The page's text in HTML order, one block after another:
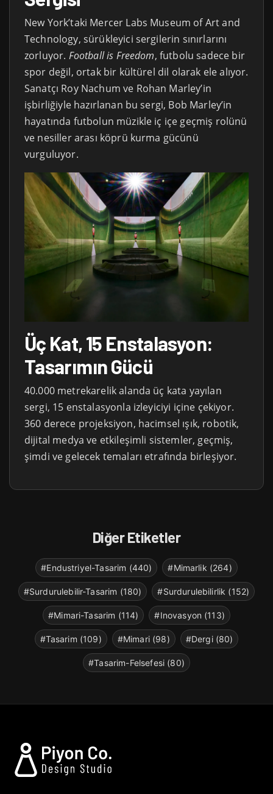
New York’taki Mercer Labs Museum of Art and
Technology, sürükleyici sergilerin sınırlarını
zorluyor. Football is Freedom, futbolu sadece bir
spor değil, ortak bir kültürel dil olarak ele alıyor.
Sanatçı Roy Nachum ve Rohan Marley’in
işbirliğiyle hazırlanan bu sergi, Bob Marley’in
hayatında futbolun müzikle iç içe geçmiş rolünü
ve nesiller arası köprü kurma gücünü
vurguluyor.
Üç Kat, 15 Enstalasyon:
Tasarımın Gücü
40.000 metrekarelik alanda üç kata yayılan
sergi, 15 enstalasyonla izleyiciyi içine çekiyor.
360 derece projeksiyon, hacimsel ışık, robotik,
dijital medya ve etkileşimli sistemler, geçmiş,
şimdi ve gelecek temaları etrafında birleşiyor.
Diğer Etiketler
#Endustriyel-Tasarim (440) #Mimarlik (264)
#Surdurulebilir-Tasarim (180) #Surdurulebilirlik (152)
#Mimari-Tasarim (114) #Inovasyon (113)
#Tasarim (109) #Mimari (98) #Dergi (80)
#Tasarim-Felsefesi (80)